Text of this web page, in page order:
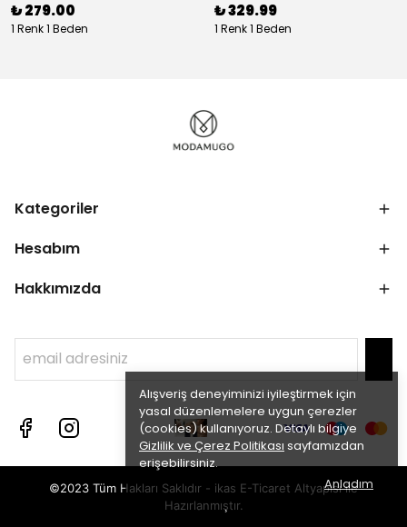
Alışveriş deneyiminizi iyileştirmek için
yasal düzenlemelere uygun çerezler
(cookies) kullanıyoruz. Detaylı bilgiye
Gizlilik ve Çerez Politikası sayfamızdan
erişebilirsiniz.
Anladım
₺ 279.00
1 Renk 1 Beden
₺ 329.99
1 Renk 1 Beden
Kategoriler
Hesabım
Hakkımızda
©2023 Tüm Hakları Saklıdır - ikas E-Ticaret Altyapısı ile
Hazırlanmıştır.